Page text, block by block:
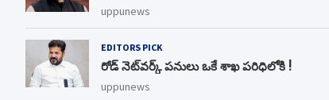
uppunews
EDITORS PICK
రోడ్ నెట్‌వర్క్‌ పనులు ఒకే శాఖ పరిధిలోకి !
uppunews